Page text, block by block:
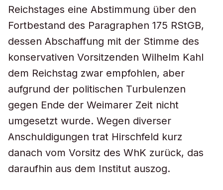
Reichstages eine Abstimmung über den
Fortbestand des Paragraphen 175 RStGB,
dessen Abschaffung mit der Stimme des
konservativen Vorsitzenden Wilhelm Kahl
dem Reichstag zwar empfohlen, aber
aufgrund der politischen Turbulenzen
gegen Ende der Weimarer Zeit nicht
umgesetzt wurde. Wegen diverser
Anschuldigungen trat Hirschfeld kurz
danach vom Vorsitz des WhK zurück, das
daraufhin aus dem Institut auszog.